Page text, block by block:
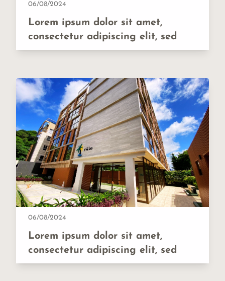
06/08/2024
Lorem ipsum dolor sit amet,
consectetur adipiscing elit, sed
06/08/2024
Lorem ipsum dolor sit amet,
consectetur adipiscing elit, sed